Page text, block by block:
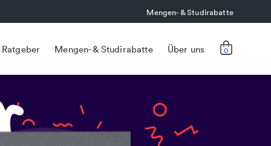
Mengen- & Studirabatte
Ratgeber Mengen- & Studirabatte Über uns 0